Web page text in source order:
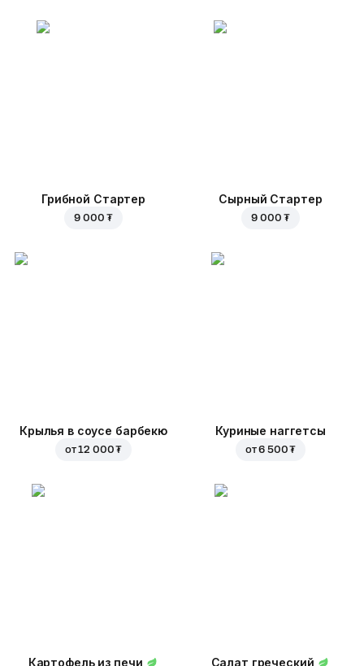
Грибной Стартер
9 000 ₮
Сырный Стартер
9 000 ₮
Крылья в соусе барбекю
от12 000 ₮
Куриные наггетсы
от6 500 ₮
Картофель из печи Салат греческий